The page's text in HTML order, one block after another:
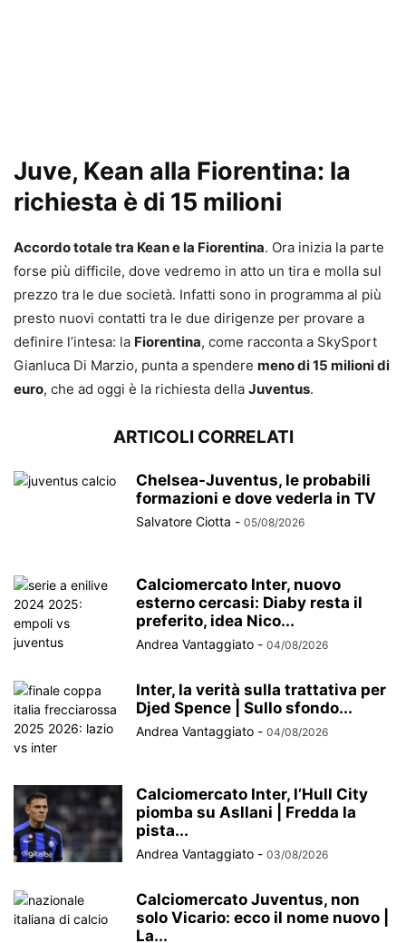
Juve, Kean alla Fiorentina: la
richiesta è di 15 milioni
Accordo totale tra Kean e la Fiorentina. Ora inizia la parte
forse più difficile, dove vedremo in atto un tira e molla sul
prezzo tra le due società. Infatti sono in programma al più
presto nuovi contatti tra le due dirigenze per provare a
definire l’intesa: la Fiorentina, come racconta a SkySport
Gianluca Di Marzio, punta a spendere meno di 15 milioni di
euro, che ad oggi è la richiesta della Juventus.
ARTICOLI CORRELATI
Chelsea-Juventus, le probabili
formazioni e dove vederla in TV
Salvatore Ciotta - 05/08/2026
Calciomercato Inter, nuovo
esterno cercasi: Diaby resta il
preferito, idea Nico...
Andrea Vantaggiato - 04/08/2026
Inter, la verità sulla trattativa per
Djed Spence | Sullo sfondo...
Andrea Vantaggiato - 04/08/2026
Calciomercato Inter, l’Hull City
piomba su Asllani | Fredda la
pista...
Andrea Vantaggiato - 03/08/2026
Calciomercato Juventus, non
solo Vicario: ecco il nome nuovo |
La...